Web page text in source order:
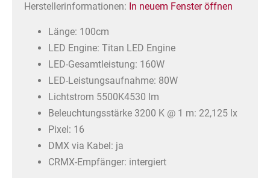
Herstellerinformationen: In neuem Fenster öffnen
Länge: 100cm
LED Engine: Titan LED Engine
LED-Gesamtleistung: 160W
LED-Leistungsaufnahme: 80W
Lichtstrom 5500K4530 lm
Beleuchtungsstärke 3200 K @ 1 m: 22,125 lx
Pixel: 16
DMX via Kabel: ja
CRMX-Empfänger: intergiert